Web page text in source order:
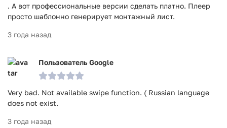
. А вот профессиональные версии сделать платно. Плеер
просто шаблонно генерирует монтажный лист.
3 года назад
Пользователь Google
Very bad. Not available swipe function. ( Russian language
does not exist.
3 года назад